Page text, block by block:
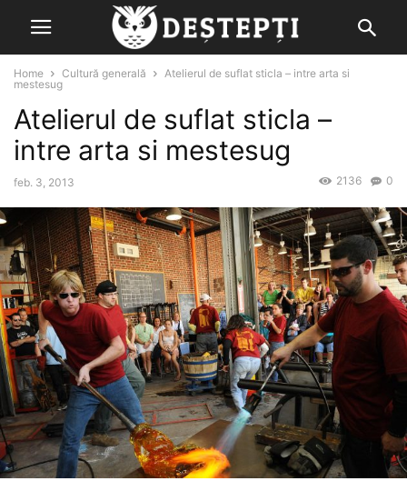
Home Cultură generală
Atelierul de suflat sticla – intre arta si
mestesug
Atelierul de suflat sticla –
intre arta si mestesug
feb. 3, 2013 0
2136